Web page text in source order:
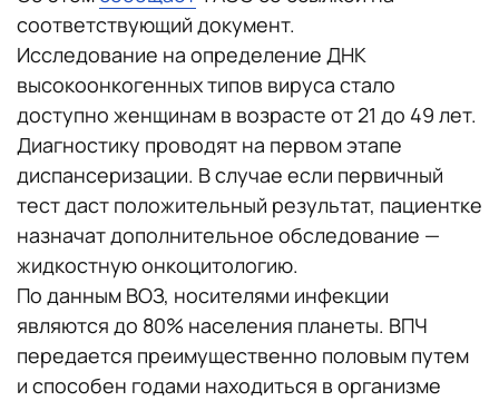
соответствующий документ.
Исследование на определение ДНК
высокоонкогенных типов вируса стало
доступно женщинам в возрасте от 21 до 49 лет.
Диагностику проводят на первом этапе
диспансеризации. В случае если первичный
тест даст положительный результат, пациентке
назначат дополнительное обследование —
жидкостную онкоцитологию.
По данным ВОЗ, носителями инфекции
являются до 80% населения планеты. ВПЧ
передается преимущественно половым путем
и способен годами находиться в организме